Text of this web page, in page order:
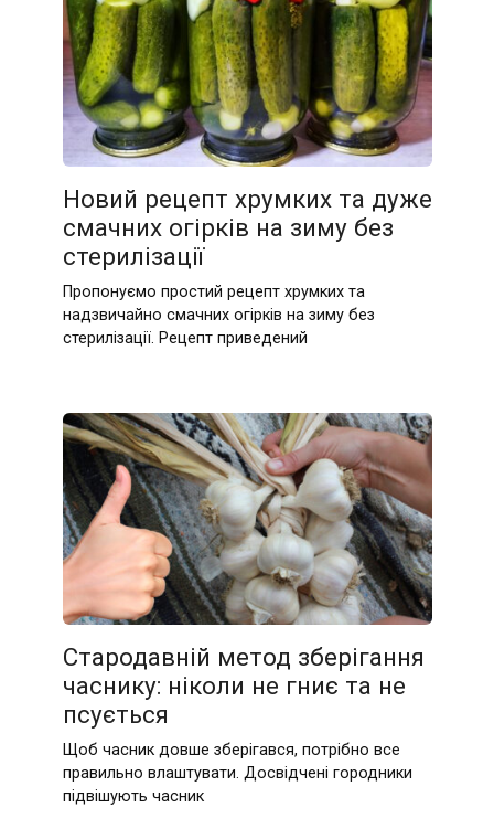
Новий рецепт хрумких та дуже
смачних огірків на зиму без
стерилізації
Пропонуємо простий рецепт хрумких та
надзвичайно смачних огірків на зиму без
стерилізації. Рецепт приведений
Стародавній метод зберігання
часнику: ніколи не гниє та не
псується
Щоб часник довше зберігався, потрібно все
правильно влаштувати. Досвідчені городники
підвішують часник